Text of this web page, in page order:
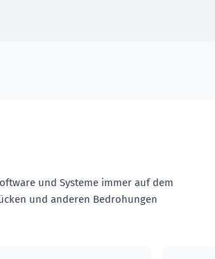
und Systeme immer auf dem
und anderen Bedrohungen